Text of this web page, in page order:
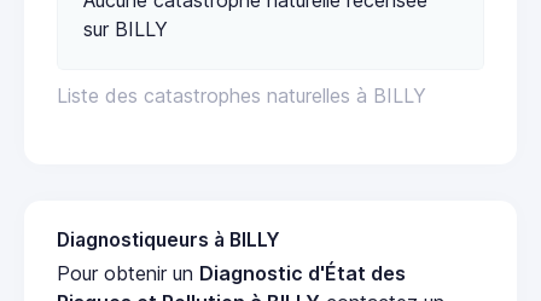
Liste des catastrophes naturelles à BILLY
sur BILLY
Diagnostiqueurs à BILLY
Pour obtenir un Diagnostic d'État des